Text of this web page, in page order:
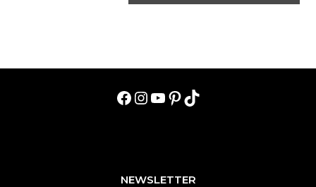
Facebook
Instagram
YouTube
Pinterest
TikTok
NEWSLETTER